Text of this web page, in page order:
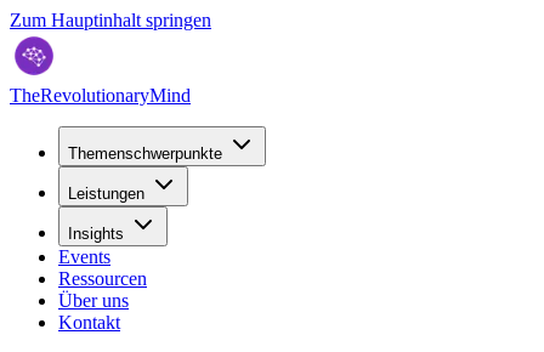
Zum Hauptinhalt springen
TheRevolutionaryMind
Themenschwerpunkte
Leistungen
Insights
Events
Ressourcen
Über uns
Kontakt